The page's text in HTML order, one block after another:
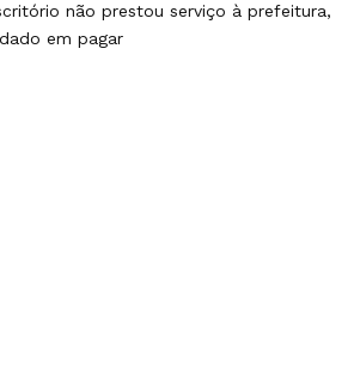
não prestou serviço à prefeitura,
em pagar